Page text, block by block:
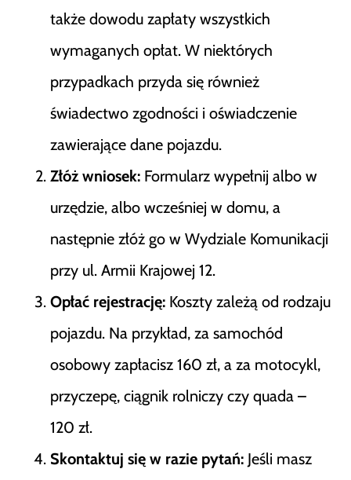
także dowodu zapłaty wszystkich
wymaganych opłat. W niektórych
przypadkach przyda się również
świadectwo zgodności i oświadczenie
zawierające dane pojazdu.
Złóż wniosek: Formularz wypełnij albo w
urzędzie, albo wcześniej w domu, a
następnie złóż go w Wydziale Komunikacji
przy ul. Armii Krajowej 12.
Opłać rejestrację: Koszty zależą od rodzaju
pojazdu. Na przykład, za samochód
osobowy zapłacisz 160 zł, a za motocykl,
przyczepę, ciągnik rolniczy czy quada –
120 zł.
Skontaktuj się w razie pytań: Jeśli masz